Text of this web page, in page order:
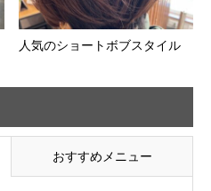
人気のショートボブスタイル
おすすめメニュー